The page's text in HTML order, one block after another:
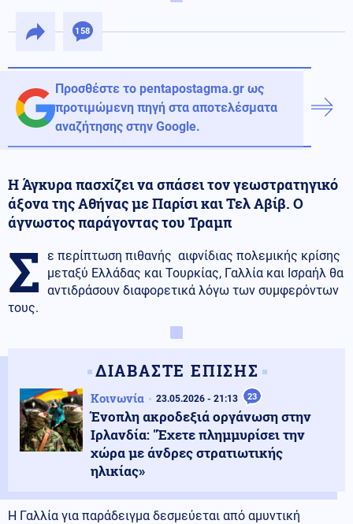
158
Προσθέστε το pentapostagma.gr ως
προτιμώμενη πηγή στα αποτελέσματα
αναζήτησης στην Google.
Η Άγκυρα πασχίζει να σπάσει τον γεωστρατηγικό
άξονα της Αθήνας με Παρίσι και Τελ Αβίβ. Ο
άγνωστος παράγοντας του Τραμπ
Σ ε περίπτωση πιθανής αιφνίδιας πολεμικής κρίσης
μεταξύ Ελλάδας και Τουρκίας, Γαλλία και Ισραήλ θα
αντιδράσουν διαφορετικά λόγω των συμφερόντων
τους.
ΔΙΑΒΑΣΤΕ ΕΠΙΣΗΣ
Κοινωνία 23.05.2026 - 21:13 23
Ένοπλη ακροδεξιά οργάνωση στην
Ιρλανδία: "Έχετε πλημμυρίσει την
χώρα με άνδρες στρατιωτικής
ηλικίας»
Η Γαλλία για παράδειγμα δεσμεύεται από αμυντική